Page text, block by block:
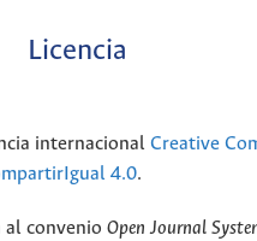
Licencia
internacional Creative
4.0.
al convenio Open Journal